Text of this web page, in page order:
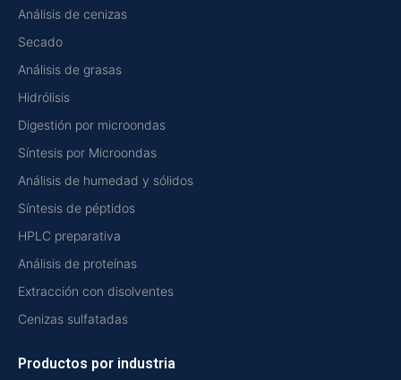
Análisis de cenizas
Secado
Análisis de grasas
Hidrólisis
Digestión por microondas
Síntesis por Microondas
Análisis de humedad y sólidos
Síntesis de péptidos
HPLC preparativa
Análisis de proteínas
Extracción con disolventes
Cenizas sulfatadas
Productos por industria